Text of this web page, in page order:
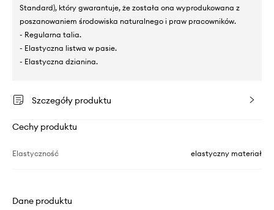
Standard), który gwarantuje, że została ona wyprodukowana z
poszanowaniem środowiska naturalnego i praw pracowników.
- Regularna talia.
- Elastyczna listwa w pasie.
- Elastyczna dzianina.
Szczegóły produktu
Cechy produktu
Elastyczność elastyczny materiał
Dane produktu